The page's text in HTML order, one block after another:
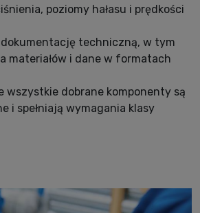
poziomy hałasu i prędkości
techniczną, w tym
materiałów i dane w formatach
wszystkie dobrane komponenty są
i spełniają wymagania klasy